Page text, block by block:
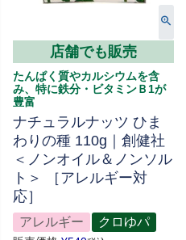
店舗でも販売
たんぱく質やカルシウムを含
み、特に鉄分・ビタミンＢ1が
豊富
ナチュラルナッツ ひま
わりの種 110g｜創健社
＜ノンオイル＆ノンソル
ト＞ ［アレルギー対
応］
アレルギー クロゆパ